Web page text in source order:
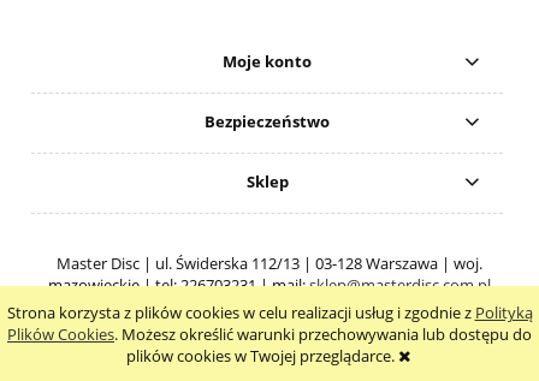
Strona korzysta z plików cookies w celu realizacji usług i zgodnie z Polityką
Plików Cookies. Możesz określić warunki przechowywania lub dostępu do
plików cookies w Twojej przeglądarce.
Moje konto
Bezpieczeństwo
Sklep
Master Disc | ul. Świderska 112/13 | 03-128 Warszawa | woj.
mazowieckie | tel: 226703231 | mail:sklep@masterdisc.com.pl
pokaż pełną wersję strony
Sklep internetowy Shoper.pl